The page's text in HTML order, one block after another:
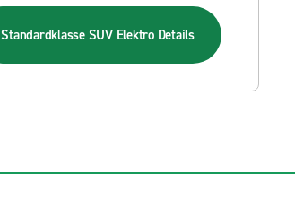
Standardklasse SUV Elektro Details